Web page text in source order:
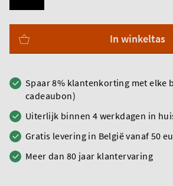
In winkeltas
Spaar 8% klantenkorting met elke
cadeaubon)
Uiterlijk binnen 4 werkdagen in
Gratis levering in België vanaf 50
Meer dan 80 jaar klantervaring